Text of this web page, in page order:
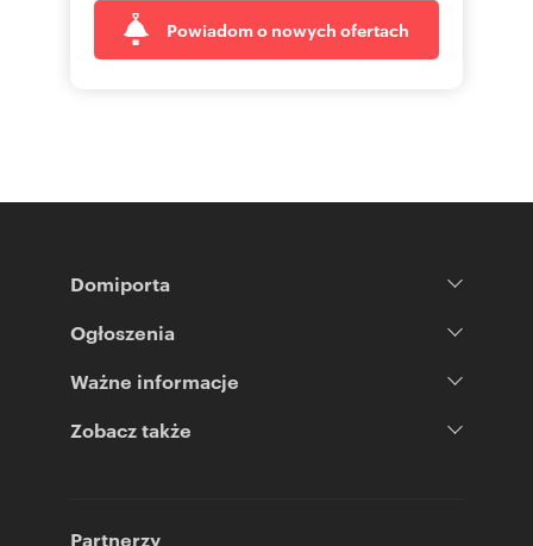
Powiadom o nowych ofertach
Domiporta
Ogłoszenia
Ważne informacje
Zobacz także
Partnerzy